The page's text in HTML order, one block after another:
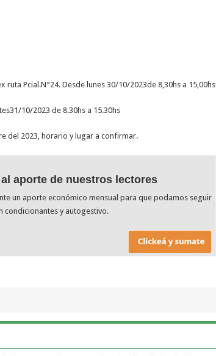
ruta Pcial.N°24. Desde lunes 30/10/2023de 8,30hs a 15,00hs
10/2023 de 8.30hs a 15.30hs
del 2023, horario y lugar a confirmar.
aporte de nuestros lectores
un aporte económico mensual para que podamos seguir
condicionantes y autogestivo.